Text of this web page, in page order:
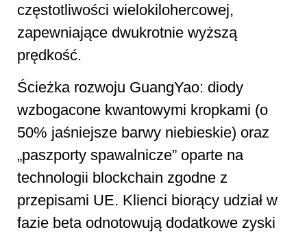
częstotliwości wielokilohercowej,
zapewniające dwukrotnie wyższą
prędkość.
Ścieżka rozwoju GuangYao: diody
wzbogacone kwantowymi kropkami (o
50% jaśniejsze barwy niebieskie) oraz
„paszporty spawalnicze” oparte na
technologii blockchain zgodne z
przepisami UE. Klienci biorący udział w
fazie beta odnotowują dodatkowe zyski